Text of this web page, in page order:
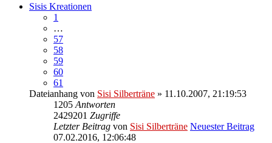
Sisis Kreationen
1
…
57
58
59
60
61
Dateianhang von Sisi Silberträne » 11.10.2007, 21:19:53
1205 Antworten
2429201 Zugriffe
Letzter Beitrag von Sisi Silberträne Neuester Beitrag
07.02.2016, 12:06:48